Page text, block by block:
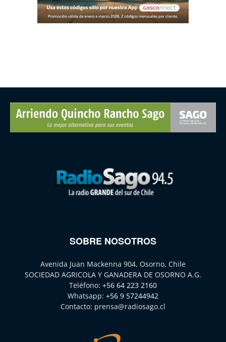
SOBRE NOSOTROS
Avenida Juan Mackenna 904, Osorno, Chile
SOCIEDAD AGRICOLA Y GANADERA DE OSORNO A.G.
Teléfono: +56 64 223 2160
Whatsapp: +56 9 57244942
Contacto: prensa@radiosago.cl